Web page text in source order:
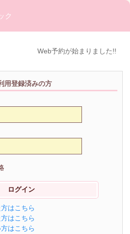
ク
Web予約が始まりました!!
用登録済みの方
はこちら
はこちら
はこちら